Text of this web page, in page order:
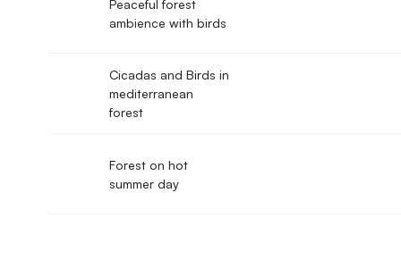
Peaceful forest
ambience with birds
Cicadas and Birds in
mediterranean
forest
Forest on hot
summer day